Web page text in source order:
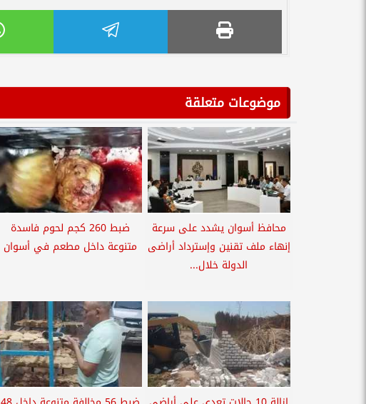
موضوعات متعلقة
محافظ أسوان يشدد على سرعة
إنهاء ملف تقنين وإسترداد أراضى
الدولة خلال...
ضبط 260 كجم لحوم فاسدة
متنوعة داخل مطعم في أسوان